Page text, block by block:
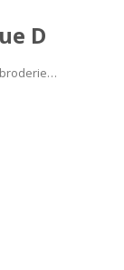
D
broderie…